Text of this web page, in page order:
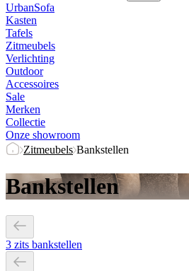
UrbanSofa
Kasten
Tafels
Zitmeubels
Verlichting
Outdoor
Accessoires
Sale
Merken
Collectie
Onze showroom
Zitmeubels Bankstellen
Bankstellen
3 zits bankstellen